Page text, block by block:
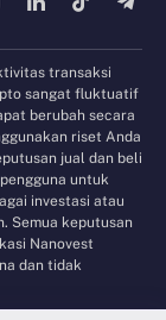
LinkedInTikTok
transaksi
sangat fluktuatif
berubah secara
riset Anda
jual dan beli
untuk
investasi atau
Semua keputusan
Nanovest
dan tidak